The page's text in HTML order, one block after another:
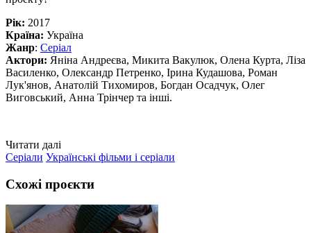
Рік: 2017
Країна: Україна
Жанр: Серіал
Актори: Яніна Андреєва, Микита Вакулюк, Олена Курта, Ліза
Василенко, Олександр Петренко, Ірина Кудашова, Роман
Лук'янов, Анатолій Тихомиров, Богдан Осадчук, Олег
Виговський, Анна Трінчер та інші.
Читати далі
Серіали Українські фільми і серіали
Схожі проєкти